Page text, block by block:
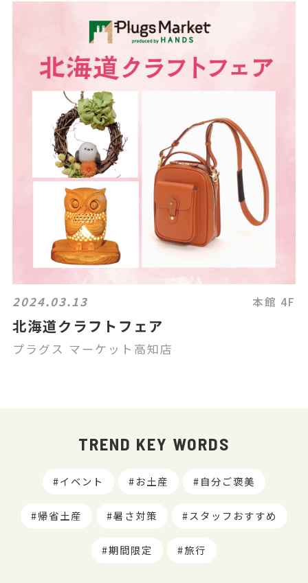
2024.03.13 本館 4F
北海道クラフトフェア
プラグス マーケット高知店
TREND KEY WORDS
イベント お土産 自分ご褒美
帰省土産 暑さ対策 スタッフおすすめ
期間限定 旅行